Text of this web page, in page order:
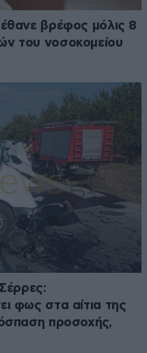
βρέφος μόλις 8
του νοσοκομείου
φως στα αίτια της
προσοχής,